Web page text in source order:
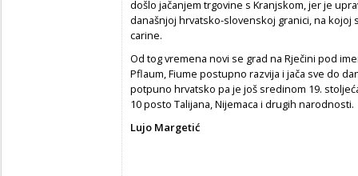
došlo jačanjem trgovine s Kranjskom, jer je
današnjoj hrvatsko-slovenskoj granici, na
carine.
Od tog vremena novi se grad na Rječini pod
Pflaum, Fiume postupno razvija i jača sve do
potpuno hrvatsko pa je još sredinom 19.
10 posto Talijana, Nijemaca i drugih narodnosti.
Lujo Margetić